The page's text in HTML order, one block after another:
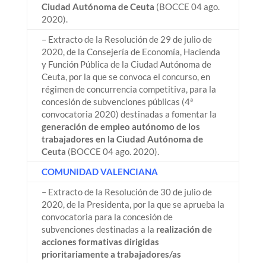
Ciudad Autónoma de Ceuta (BOCCE 04 ago.
2020).
– Extracto de la Resolución de 29 de julio de
2020, de la Consejería de Economía, Hacienda
y Función Pública de la Ciudad Autónoma de
Ceuta, por la que se convoca el concurso, en
régimen de concurrencia competitiva, para la
concesión de subvenciones públicas (4ª
convocatoria 2020) destinadas a fomentar la
generación de empleo autónomo de los
trabajadores en la Ciudad Autónoma de
Ceuta (BOCCE 04 ago. 2020).
COMUNIDAD VALENCIANA
– Extracto de la Resolución de 30 de julio de
2020, de la Presidenta, por la que se aprueba la
convocatoria para la concesión de
subvenciones destinadas a la realización de
acciones formativas dirigidas
prioritariamente a trabajadores/as